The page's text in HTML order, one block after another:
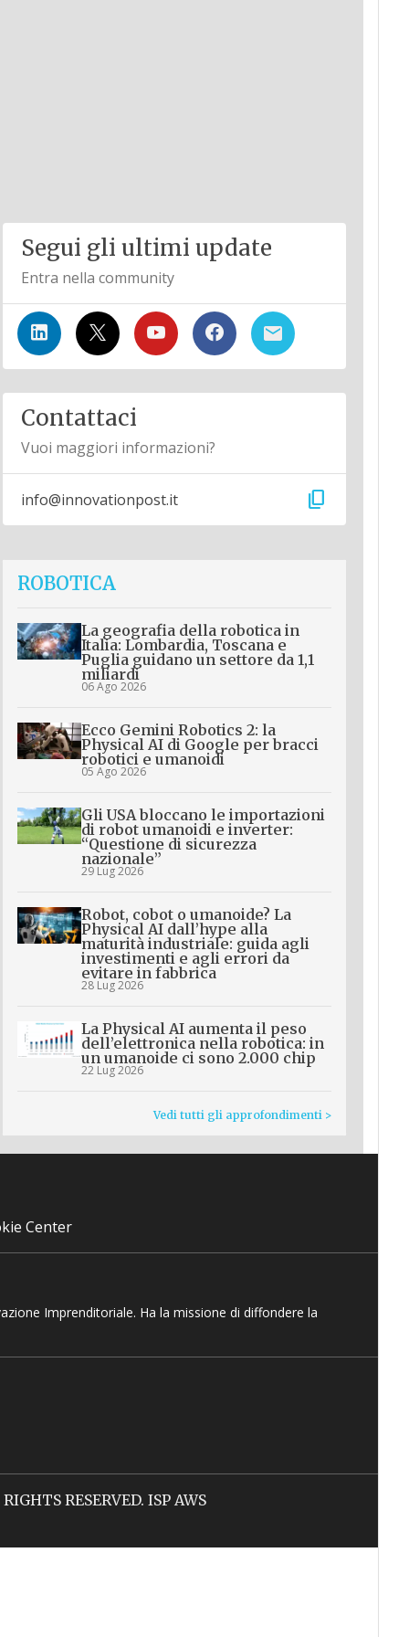
Segui gli ultimi update
Entra nella community
Contattaci
Vuoi maggiori informazioni?
info@innovationpost.it content_copy
ROBOTICA
La geografia della robotica in
Italia: Lombardia, Toscana e
Puglia guidano un settore da 1,1
miliardi
06 Ago 2026
Ecco Gemini Robotics 2: la
Physical AI di Google per bracci
robotici e umanoidi
05 Ago 2026
Gli USA bloccano le importazioni
di robot umanoidi e inverter:
“Questione di sicurezza
nazionale”
29 Lug 2026
Robot, cobot o umanoide? La
Physical AI dall’hype alla
maturità industriale: guida agli
investimenti e agli errori da
evitare in fabbrica
28 Lug 2026
La Physical AI aumenta il peso
dell’elettronica nella robotica: in
un umanoide ci sono 2.000 chip
22 Lug 2026
Vedi tutti gli approfondimenti >
Center
Imprenditoriale. Ha la missione di diffondere la
RESERVED. ISP AWS